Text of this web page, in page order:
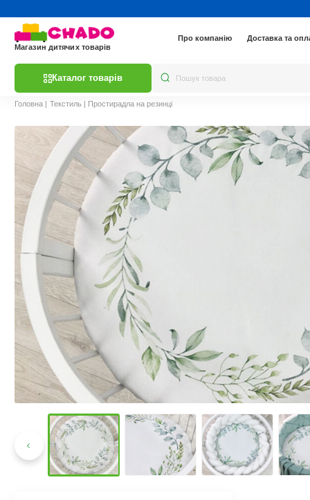
Магазин дитячих товарів
Про компанію Доставка та
Каталог товарів
Головна | Текстиль | Простирадла на резинці